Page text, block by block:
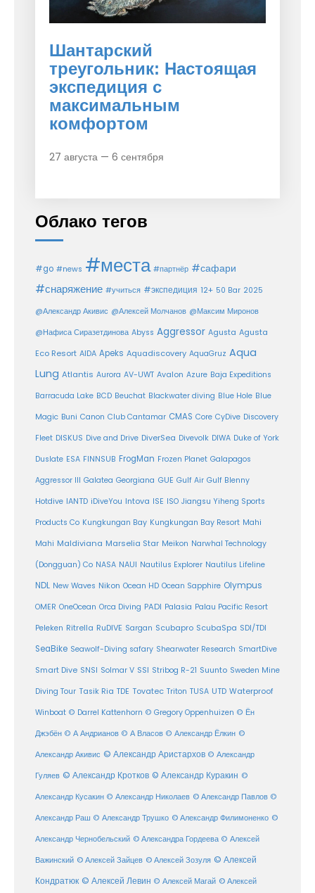
Шантарский
треугольник: Настоящая
экспедиция с
максимальным
комфортом
27 августа — 6 сентября
Облако тегов
#go #news #места #партнёр #сафари
#снаряжение #учиться #экспедиция 12+ 50 Bar 2025
@Александр Акивис @Алексей Молчанов @Максим Миронов
@Нафиса Сиразетдинова Abyss Aggressor Agusta Agusta
Eco Resort AIDA Apeks Aquadiscovery AquaGruz Aqua
Lung Atlantis Aurora AV-UWT Avalon Azure Baja Expeditions
Barracuda Lake BCD Beuchat Blackwater diving Blue Hole Blue
Magic Buni Canon Club Cantamar CMAS Core CyDive Discovery
Fleet DISKUS Dive and Drive DiverSea Divevolk DIWA Duke of York
Duslate ESA FINNSUB FrogMan Frozen Planet Galapagos
Aggressor III Galatea Georgiana GUE Gulf Air Gulf Blenny
Hotdive IANTD iDiveYou Intova ISE ISO Jiangsu Yiheng Sports
Products Co Kungkungan Bay Kungkungan Bay Resort Mahi
Mahi Maldiviana Marselia Star Meikon Narwhal Technology
(Dongguan) Co NASA NAUI Nautilus Explorer Nautilus Lifeline
NDL New Waves Nikon Ocean HD Ocean Sapphire Olympus
OMER OneOcean Orca Diving PADI Palasia Palau Pacific Resort
Peleken Ritrella RuDIVE Sargan Scubapro ScubaSpa SDI/TDI
SeaBike Seawolf-Diving safary Shearwater Research SmartDive
Smart Dive SNSI Solmar V SSI Stribog R-21 Suunto Sweden Mine
Diving Tour Tasik Ria TDE Tovatec Triton TUSA UTD Waterproof
Winboat © Darrel Kattenhorn © Gregory Oppenhuizen © Ён
Джэбён © А Андрианов © А Власов © Александр Ёлкин ©
Александр Акивис © Александр Аристархов © Александр
Гуляев © Александр Кротков © Александр Куракин ©
Александр Кусакин © Александр Николаев © Александр Павлов ©
Александр Раш © Александр Трушко © Александр Филимоненко ©
Александр Чернобельский © Александра Гордеева © Алексей
Важинский © Алексей Зайцев © Алексей Зозуля © Алексей
Кондратюк © Алексей Левин © Алексей Магай © Алексей